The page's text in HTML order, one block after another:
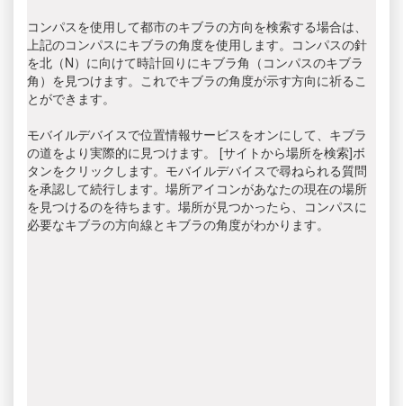
コンパスを使用して都市のキブラの方向を検索する場合は、
上記のコンパスにキブラの角度を使用します。コンパスの針
を北（N）に向けて時計回りにキブラ角（コンパスのキブラ
角）を見つけます。これでキブラの角度が示す方向に祈るこ
とができます。
モバイルデバイスで位置情報サービスをオンにして、キブラ
の道をより実際的に見つけます。 [サイトから場所を検索]ボ
タンをクリックします。モバイルデバイスで尋ねられる質問
を承認して続行します。場所アイコンがあなたの現在の場所
を見つけるのを待ちます。場所が見つかったら、コンパスに
必要なキブラの方向線とキブラの角度がわかります。